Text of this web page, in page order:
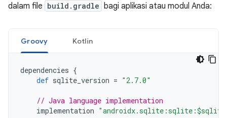
dalam file build.gradle bagi aplikasi atau modul Anda:
Groovy Kotlin
dependencies {
def sqlite_version = "2.7.0"
// Java language implementation
implementation